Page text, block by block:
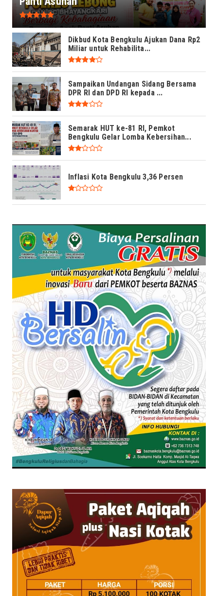
Dikbud Kota Bengkulu Ajukan Dana Rp2
Miliar untuk Rehabilita...
Sampaikan Undangan Sidang Bersama
DPR RI dan DPD RI kepada ...
Semarak HUT ke-81 RI, Pemkot
Bengkulu Gelar Lomba Kebersihan...
Inflasi Kota Bengkulu 3,36 Persen